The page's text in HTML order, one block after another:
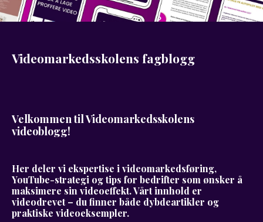
Videomarkedsskolens fagblogg
Velkommen til Videomarkedsskolens
videoblogg!
Her deler vi ekspertise i videomarkedsføring,
YouTube-strategi og tips for bedrifter som ønsker å
maksimere sin videoeffekt. Vårt innhold er
videodrevet – du finner både dybdeartikler og
praktiske videoeksempler.